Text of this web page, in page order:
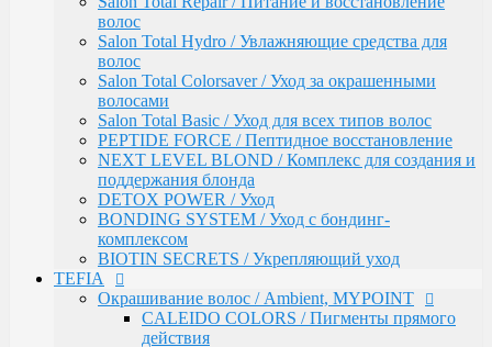
CALEIDO COLORS / Пигменты прямого
действия
Перманентная крем-краска для волос
Ambient (150 оттенков)
Специальные оттенки для блондинок
Специальные оттенки для седых волос
Корректоры AMBIENT
Основные оттенки AMBIENT
Средства для обесцвечивания волос /
Ambient
Крем-окислитель / Ambient
Перманентная крем-краска для волос /
MYPOINT (104 оттенка)
Корректоры
Специальные оттенки для седых волос
- SPECIAL GREY
Специальные оттенки - SPECIAL
волос
Salon Total Hydro / Увлажняющие средства для
волос
Salon Total Colorsaver / Уход за окрашенными
волосами
Salon Total Basic / Уход для всех типов волос
PEPTIDE FORCE / Пептидное восстановление
NEXT LEVEL BLOND / Комплекс для создания и
поддержания блонда
DETOX POWER / Уход
BONDING SYSTEM / Уход с бондинг-
комплексом
BIOTIN SECRETS / Укрепляющий уход
TEFIA
Окрашивание волос / Ambient, MYPOINT
CALEIDO COLORS / Пигменты прямого
действия